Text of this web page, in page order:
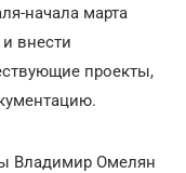
начала марта
внести
проекты,
Владимир Омелян